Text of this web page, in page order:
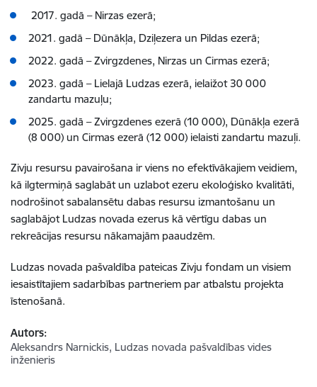
2017. gadā – Nirzas ezerā;
2021. gadā – Dūnākļa, Dziļezera un Pildas ezerā;
2022. gadā – Zvirgzdenes, Nirzas un Cirmas ezerā;
2023. gadā – Lielajā Ludzas ezerā, ielaižot 30 000
zandartu mazuļu;
2025. gadā – Zvirgzdenes ezerā (10 000), Dūnākļa ezerā
(8 000) un Cirmas ezerā (12 000) ielaisti zandartu mazuļi.
Zivju resursu pavairošana ir viens no efektīvākajiem veidiem,
kā ilgtermiņā saglabāt un uzlabot ezeru ekoloģisko kvalitāti,
nodrošinot sabalansētu dabas resursu izmantošanu un
saglabājot Ludzas novada ezerus kā vērtīgu dabas un
rekreācijas resursu nākamajām paaudzēm.
Ludzas novada pašvaldība pateicas Zivju fondam un visiem
iesaistītajiem sadarbības partneriem par atbalstu projekta
īstenošanā.
Autors:
Aleksandrs Narnickis, Ludzas novada pašvaldības vides
inženieris